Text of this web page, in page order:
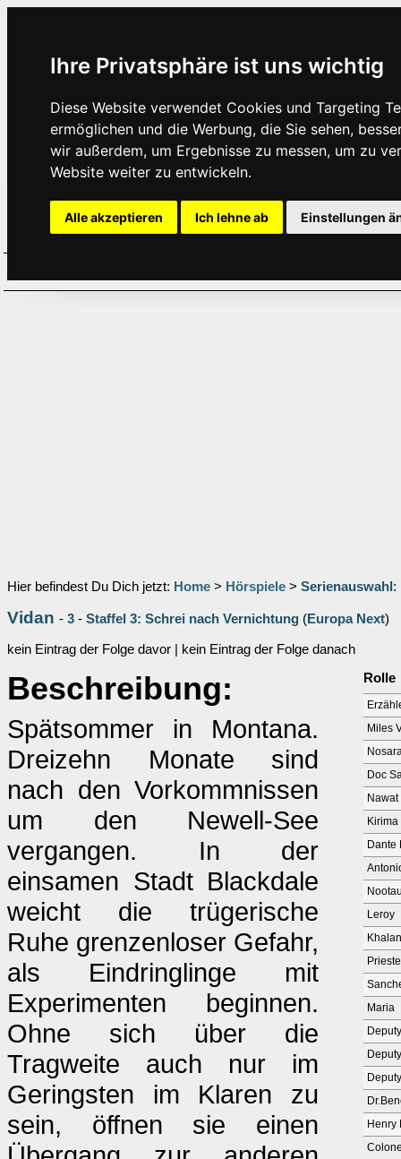
Ihre Privatsphäre ist uns wichtig
Diese Website verwendet Cookies und Targeting
ermöglichen und die Werbung, die Sie sehen,
wir außerdem, um Ergebnisse zu messen, um zu
Website weiter zu entwickeln.
Alle akzeptieren Ich lehne ab Einstellungen
Hier befindest Du Dich jetzt: Home > Hörspiele > Serienauswahl :
Vidan - 3 - Staffel 3: Schrei nach Vernichtung (Europa Next)
kein Eintrag der Folge davor | kein Eintrag der Folge danach
Beschreibung:
Spätsommer in Montana.
Dreizehn Monate sind
nach den Vorkommnissen
um den Newell-See
vergangen. In der
einsamen Stadt Blackdale
weicht die trügerische
Ruhe grenzenloser Gefahr,
als Eindringlinge mit
Experimenten beginnen.
Ohne sich über die
Tragweite auch nur im
Geringsten im Klaren zu
sein, öffnen sie einen
Rolle
Miles
Doc
Nawat
Kirima
Dante
Leroy
Khalan
Maria
Henry